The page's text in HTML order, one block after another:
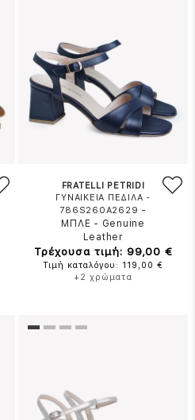
FRATELLI PETRIDI
ΓΥΝΑΙΚΕΙΑ ΠΕΔΙΛΑ -
786S260A2629 -
ΜΠΛΕ - Genuine
Leather
Τρέχουσα τιμή: 99,00 €
Τιμή καταλόγου: 119,00 €
+2 χρώματα